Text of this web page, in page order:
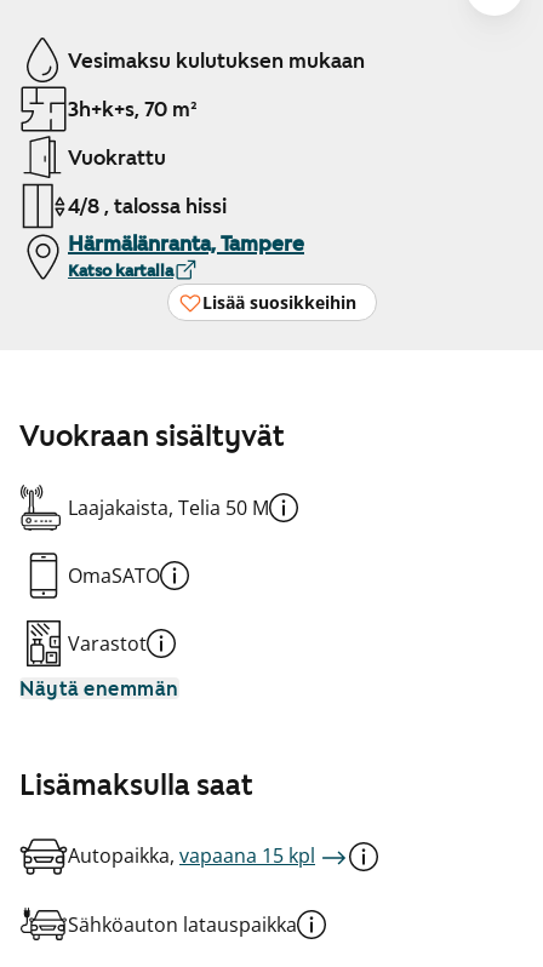
Näytetään dia 1 / 11
Vesimaksu kulutuksen mukaan
3h+k+s, 70 m²
Vuokrattu
4/8 , talossa hissi
Härmälänranta, Tampere
Katso kartalla
Lisää suosikkeihin
Vuokraan sisältyvät
Laajakaista, Telia 50 M
OmaSATO
Varastot
Näytä enemmän
Lisämaksulla saat
Autopaikka, vapaana 15 kpl
Sähköauton latauspaikka